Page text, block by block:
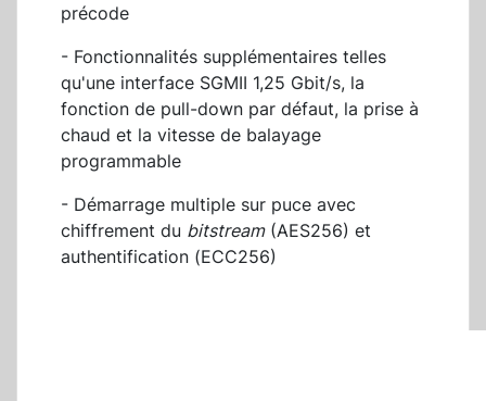
précode
- Fonctionnalités supplémentaires telles
qu'une interface SGMII 1,25 Gbit/s, la
fonction de pull-down par défaut, la prise à
chaud et la vitesse de balayage
programmable
- Démarrage multiple sur puce avec
chiffrement du bitstream(AES256) et
authentification (ECC256)